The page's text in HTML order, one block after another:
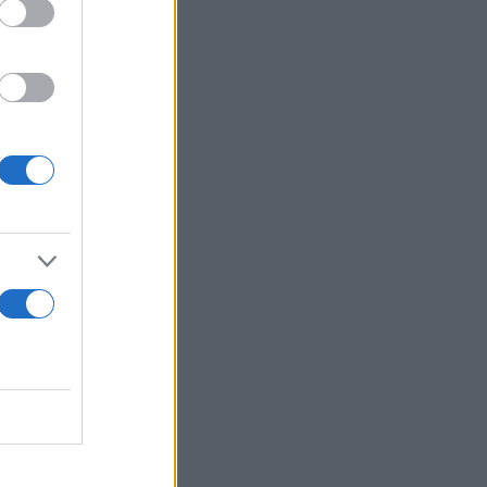
σε
μεγάλο
σε όσους
να
δύο